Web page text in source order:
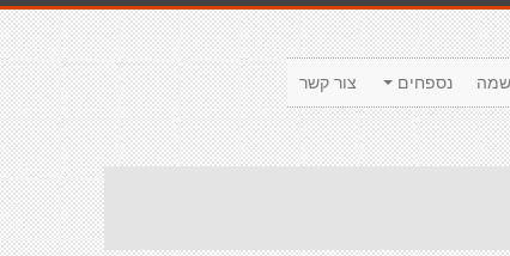
צור קשר נספחים